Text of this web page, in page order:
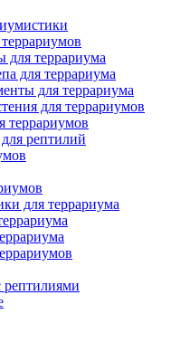
для террариума
для террариума
для террариума
для террариумов
террариумов
рептилий
для террариума
рептилиями